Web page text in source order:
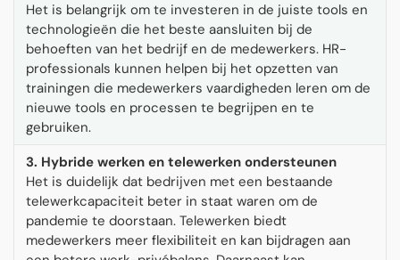
Het is belangrijk om te investeren in de juiste tools en
technologieën die het beste aansluiten bij de
behoeften van het bedrijf en de medewerkers. HR-
professionals kunnen helpen bij het opzetten van
trainingen die medewerkers vaardigheden leren om de
nieuwe tools en processen te begrijpen en te
gebruiken.
3. Hybride werken en telewerken ondersteunen
Het is duidelijk dat bedrijven met een bestaande
telewerkcapaciteit beter in staat waren om de
pandemie te doorstaan. Telewerken biedt
medewerkers meer flexibiliteit en kan bijdragen aan